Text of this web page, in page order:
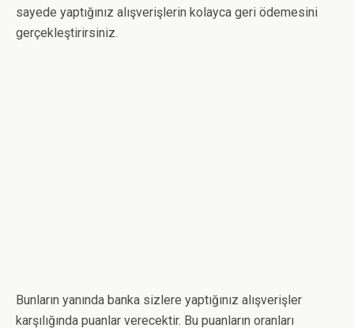
sayede yaptığınız alışverişlerin kolayca geri ödemesini
gerçekleştirirsiniz.
Bunların yanında banka sizlere yaptığınız alışverişler
karşılığında puanlar verecektir. Bu puanların oranları